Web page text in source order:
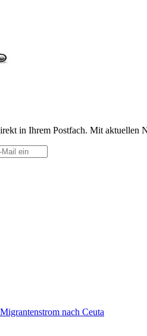
in Ihrem Postfach. Mit aktuellen
nach Ceuta